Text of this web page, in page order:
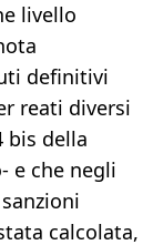
livello
definitivi
reati diversi
bis della
e che negli
calcolata,